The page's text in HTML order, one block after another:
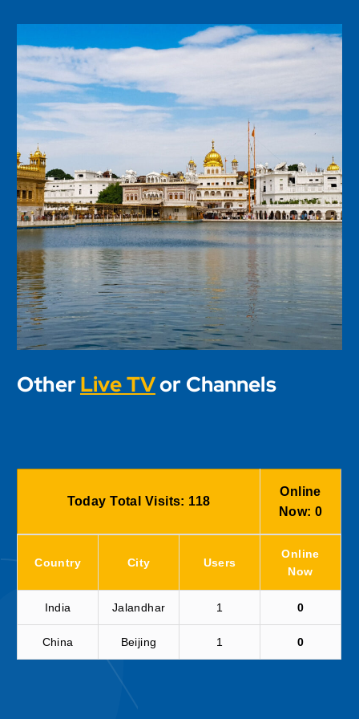
Other Live TVor Channels
Today Total Visits: 118
Online
Now: 0
Country City Users
Online
Now
India Jalandhar 1 0
China Beijing 1 0